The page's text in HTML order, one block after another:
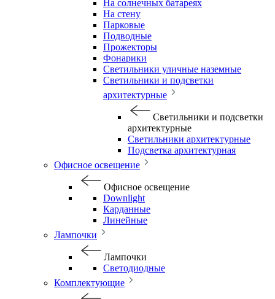
На солнечных батареях
На стену
Парковые
Подводные
Прожекторы
Фонарики
Светильники уличные наземные
Светильники и подсветки
архитектурные
Светильники и подсветки
архитектурные
Светильники архитектурные
Подсветка архитектурная
Офисное освещение
Офисное освещение
Downlight
Карданные
Линейные
Лампочки
Лампочки
Светодиодные
Комплектующие